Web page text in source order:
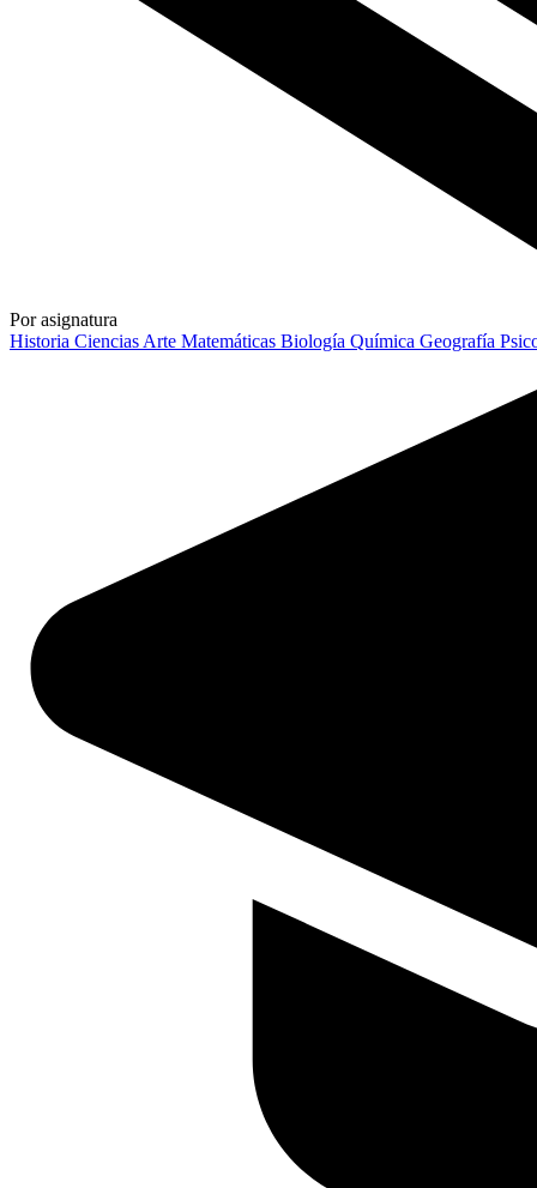
Por asignatura
Historia Ciencias Arte Matemáticas Biología Química Geografía